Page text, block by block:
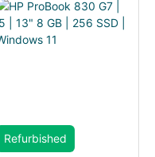
Refurbished